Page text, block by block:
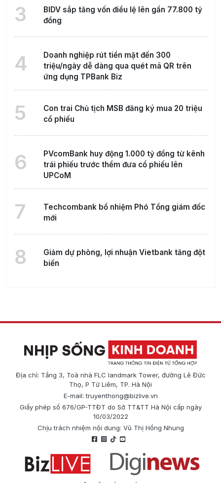
3
BIDV sắp tăng vốn điều lệ lên gần 77.800 tỷ
đồng
4
Doanh nghiệp rút tiền mặt đến 300
triệu/ngày dễ dàng qua quét mã QR trên
ứng dụng TPBank Biz
5
Con trai Chủ tịch MSB đăng ký mua 20 triệu
cổ phiếu
6
PVcomBank huy động 1.000 tỷ đồng từ kênh
trái phiếu trước thềm đưa cổ phiếu lên
UPCoM
7
Techcombank bổ nhiệm Phó Tổng giám đốc
mới
8
Giảm dự phòng, lợi nhuận Vietbank tăng đột
biến
Địa chỉ: Tầng 3, Toà nhà FLC landmark Tower, đường Lê Đức
Thọ, P Từ Liêm, TP. Hà Nội
E-mail:truyenthong@bizlive.vn
Giấy phép số 676/GP-TTĐT do Sở TT&TT Hà Nội cấp ngày
10/03/2022
Chịu trách nhiệm nội dung: Vũ Thị Hồng Nhung